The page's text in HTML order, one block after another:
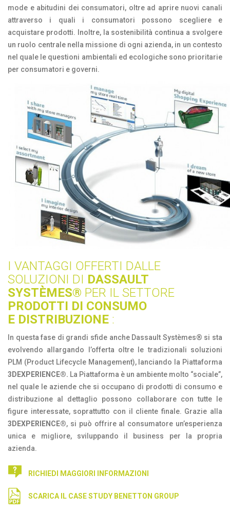
mode e abitudini dei consumatori, oltre ad aprire nuovi canali
attraverso i quali i consumatori possono scegliere e
acquistare prodotti. Inoltre, la sostenibilità continua a svolgere
un ruolo centrale nella missione di ogni azienda, in un contesto
nel quale le questioni ambientali ed ecologiche sono prioritarie
per consumatori e governi.
I VANTAGGI OFFERTI DALLE
SOLUZIONI DI DASSAULT
SYSTÈMES® PER IL SETTORE
PRODOTTI DI CONSUMO
E DISTRIBUZIONE :
In questa fase di grandi sfide anche Dassault Systèmes® si sta
evolvendo allargando l’offerta oltre le tradizionali soluzioni
PLM (Product Lifecycle Management), lanciando la Piattaforma
3DEXPERIENCE®. La Piattaforma è un ambiente molto “sociale”,
nel quale le aziende che si occupano di prodotti di consumo e
distribuzione al dettaglio possono collaborare con tutte le
figure interessate, soprattutto con il cliente finale. Grazie alla
3DEXPERIENCE®, si può offrire al consumatore un’esperienza
unica e migliore, sviluppando il business per la propria
azienda.
RICHIEDI MAGGIORI INFORMAZIONI
SCARICA IL CASE STUDY BENETTON GROUP